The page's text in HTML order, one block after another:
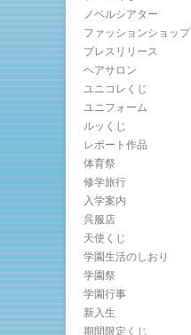
ノベルシアター
ファッションショップ
プレスリリース
ヘアサロン
ユニコレくじ
ユニフォーム
ルッくじ
レポート作品
体育祭
修学旅行
入学案内
呉服店
天使くじ
学園生活のしおり
学園祭
学園行事
新入生
期間限定くじ